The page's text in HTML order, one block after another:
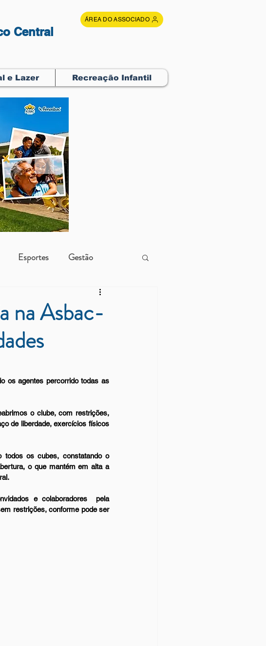
Central
ÁREA DO ASSOCIADO
e Lazer Recreação Infantil
Esportes Gestão
na Asbac-
os agentes percorrido todas as
o clube, com restrições,
de liberdade, exercícios físicos
todos os cubes, constatando o
o que mantém em alta a
e colaboradores  pela
restrições, conforme pode ser